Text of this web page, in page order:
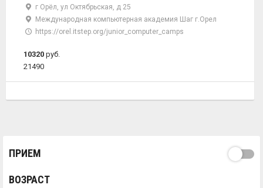
г Орёл, ул Октябрьская, д 25
Международная компьютерная академия Шаг г.Орел
https://orel.itstep.org/junior_computer_camps
10320 руб.
21490
ПРИЕМ
ВОЗРАСТ